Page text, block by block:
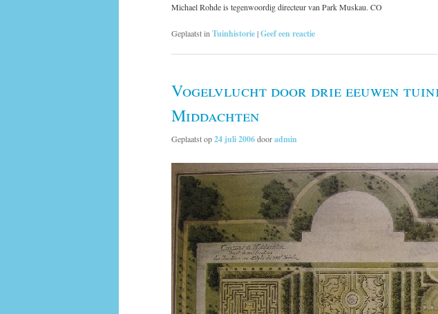
Michael Rohde is tegenwoordig directeur van Park Muskau. CO
Geplaatst inTuinhistorie|Geef een reactie
Vogelvlucht door drie eeuwen
Middachten
Geplaatst op24 juli 2006dooradmin